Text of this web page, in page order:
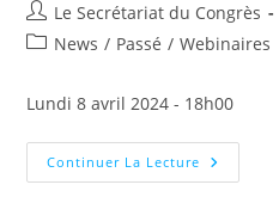
Le Secrétariat du Congrès
News / Passé / Webinaires
Lundi 8 avril 2024 - 18h00
Continuer La Lecture